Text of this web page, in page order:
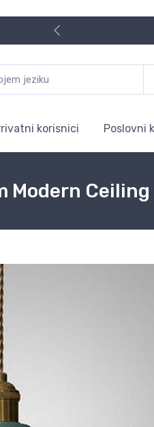
Nismo više
korisnici Poslovni
Modern